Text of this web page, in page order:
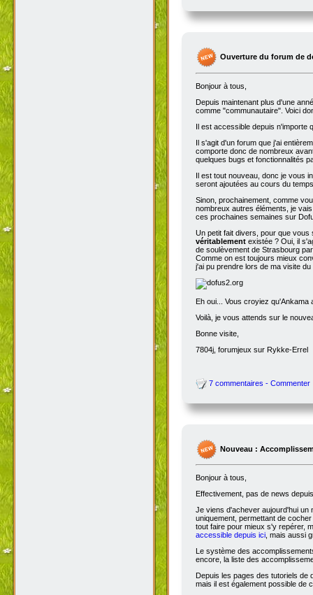
Ouverture du forum de
Bonjour à tous,
Depuis maintenant plus d'une
comme "communautaire". Voici
Il est accessible depuis n'importe
Il s'agit d'un forum que j'ai
comporte donc de nombreux
quelques bugs et fonctionnalités
Il est tout nouveau, donc je vous
seront ajoutées au cours du
Sinon, prochainement, comme
nombreux autres éléments, je
ces prochaines semaines sur
Un petit fait divers, pour que vous
véritablement existée ? Oui, il
de soulèvement de Strasbourg
Comme on est toujours mieux
j'ai pu prendre lors de ma visite
Eh oui... Vous croyiez
Voilà, je vous attends sur le
Bonne visite,
7804j, forumjeux sur Rykke-Errel
7 commentaires - Commenter
Nouveau :
Bonjour à tous,
Effectivement, pas de news
Je viens d'achever aujourd'hui
uniquement, permettant de
tout faire pour mieux s'y repérer,
accessible depuis ici, mais aussi
Le système des
encore, la liste des
Depuis les pages des tutoriels de
mais il est également possible de